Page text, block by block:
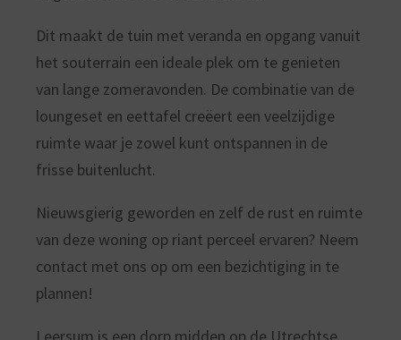
Dit maakt de tuin met veranda en opgang vanuit
het souterrain een ideale plek om te genieten
van lange zomeravonden. De combinatie van de
loungeset en eettafel creëert een veelzijdige
ruimte waar je zowel kunt ontspannen in de
frisse buitenlucht.
Nieuwsgierig geworden en zelf de rust en ruimte
van deze woning op riant perceel ervaren? Neem
contact met ons op om een bezichtiging in te
plannen!
Leersum is een dorp midden op de Utrechtse